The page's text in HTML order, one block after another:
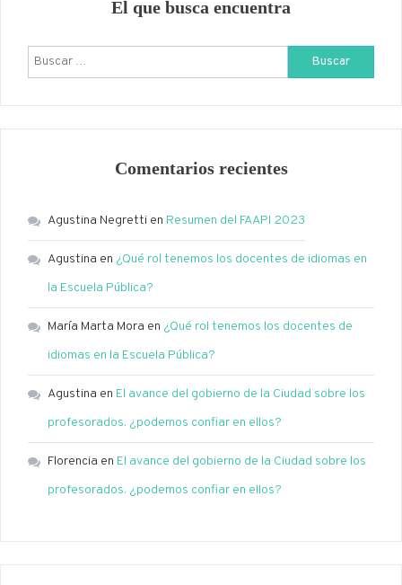
El que busca encuentra
Buscar:
Comentarios recientes
Agustina Negretti en Resumen del FAAPI 2023
Agustina en ¿Qué rol tenemos los docentes de idiomas en
la Escuela Pública?
María Marta Mora en ¿Qué rol tenemos los docentes de
idiomas en la Escuela Pública?
Agustina en El avance del gobierno de la Ciudad sobre los
profesorados. ¿podemos confiar en ellos?
Florencia en El avance del gobierno de la Ciudad sobre los
profesorados. ¿podemos confiar en ellos?